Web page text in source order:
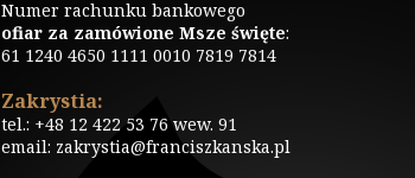
Numer rachunku bankowego
ofiar za zamówione Msze święte:
61 1240 4650 1111 0010 7819 7814
Zakrystia:
tel.: +48 12 422 53 76 wew. 91
email: zakrystia@franciszkanska.pl